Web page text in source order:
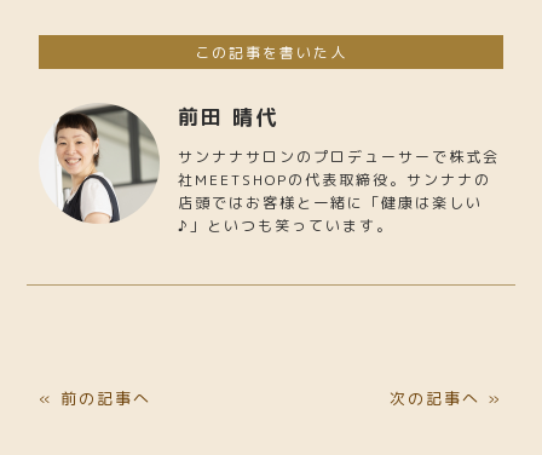
この記事を書いた人
前田 晴代
サンナナサロンのプロデューサーで株式会
社MEETSHOPの代表取締役。サンナナの
店頭ではお客様と一緒に「健康は楽しい
♪」といつも笑っています。
« 前の記事へ 次の記事へ »